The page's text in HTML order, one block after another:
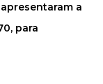
a
para